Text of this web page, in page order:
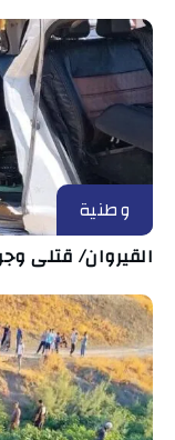
وطنية
القيروان/ قتلى